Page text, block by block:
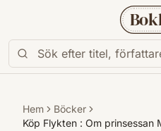
Hem
Böcker
Köp Flykten : Om prinsessan